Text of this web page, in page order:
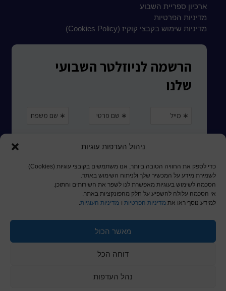
ניהול העדפות עוגיות
כדי לספק את החוויה הטובה ביותר, אנו משתמשים בקובצי עוגיות (Cookies)
לשמירת מידע על המכשיר שלך ולניתוח השימוש באתר.
הסכמה לשימוש בעוגיות מאפשרת לנו לשפר את השירותים והתוכן.
אי הסכמה עלולה להשפיע על חלק מהפונקציות באתר.
למידע נוסף ראו את מדיניות הפרטיות ו-מדיניות העוגיות.
מאשר הכול
דוחה הכל
נהל העדפות
ארכיון ספריית השבוע
מדיניות הפרטיות
מדיניות שימוש בקבצי קוקיז (Cookies Policy)
© כל הזכויות שמורות לכותר ראשון